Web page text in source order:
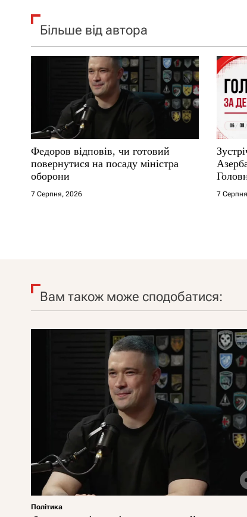
Більше від автора
Федоров відповів, чи готовий
повернутися на посаду міністра
оборони
7 Серпня, 2026 7
Вам також може сподобатися:
Політика